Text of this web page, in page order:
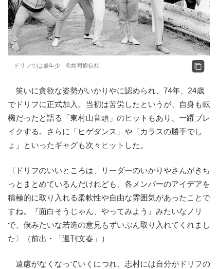
ドリフでは最年少 ©共同通信社
笑いに貪欲な姿勢がいかりやに認められ、74年、24歳
でドリフに正式加入。当初は苦労したというが、自身も転
機だったと語る「東村山音頭」のヒットもあり、一躍ブレ
イクする。さらに「ヒゲダンス」や「カラスの勝手でし
ょ」といったギャグも次々ヒットした。
〈ドリフのいいところは、リーダーのいかりやさんがきち
っとまとめているんだけれども、各メンバーのアイデアを
積極的に取り入れる柔軟性や自由な雰囲気があったことで
すね。『面白そうじゃん、やってみよう』みたいなノリ
で、僕みたいな若造の意見もずいぶん取り入れてくれまし
た〉（前出・「週刊文春」）
遠慮がなくなっていくにつれ、志村には自分がドリフの